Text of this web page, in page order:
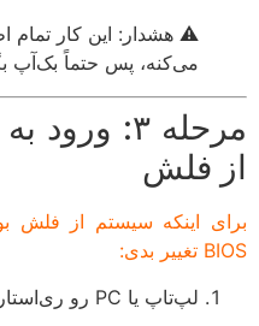
⚠️ هشدار: این کار تمام
می‌کنه، پس حتماً بک‌آپ
از فلش
برای اینکه سیستم از فلش
BIOS تغییر بدی:
لپ‌تاپ یا PC رو ری‌استارت کن.